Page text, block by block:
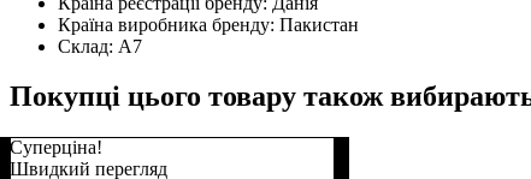
Країна виробника бренду: Пакистан
Склад: А7
Покупці цього товару також
Суперціна!
Швидкий перегляд